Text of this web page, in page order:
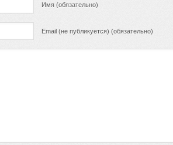
Имя (обязательно)
Email (не публикуется) (обязательно)